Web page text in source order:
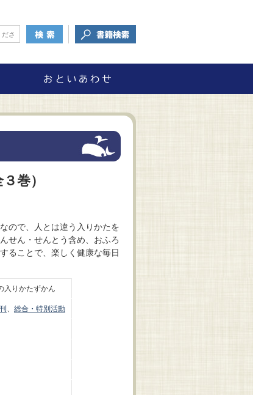
巻）
ので、人とは違う入りかたを
せん・せんとう含め、おふろ
ることで、楽しく健康な毎日
りかたずかん
、 総合・特別活動